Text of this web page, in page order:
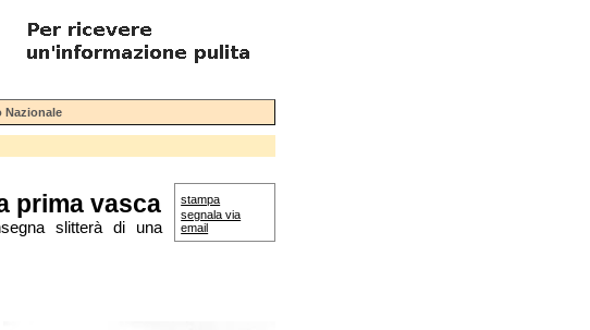
Nazionale
stampa
segnala via
email
prima vasca
slitterà di una